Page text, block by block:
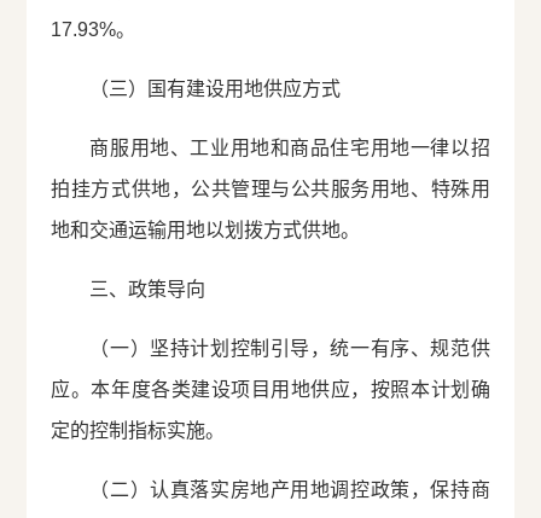
17.93%。
（三）国有建设用地供应方式
商服用地、工业用地和商品住宅用地一律以招
拍挂方式供地，公共管理与公共服务用地、特殊用
地和交通运输用地以划拨方式供地。
三、政策导向
（一）坚持计划控制引导，统一有序、规范供
应。本年度各类建设项目用地供应，按照本计划确
定的控制指标实施。
（二）认真落实房地产用地调控政策，保持商